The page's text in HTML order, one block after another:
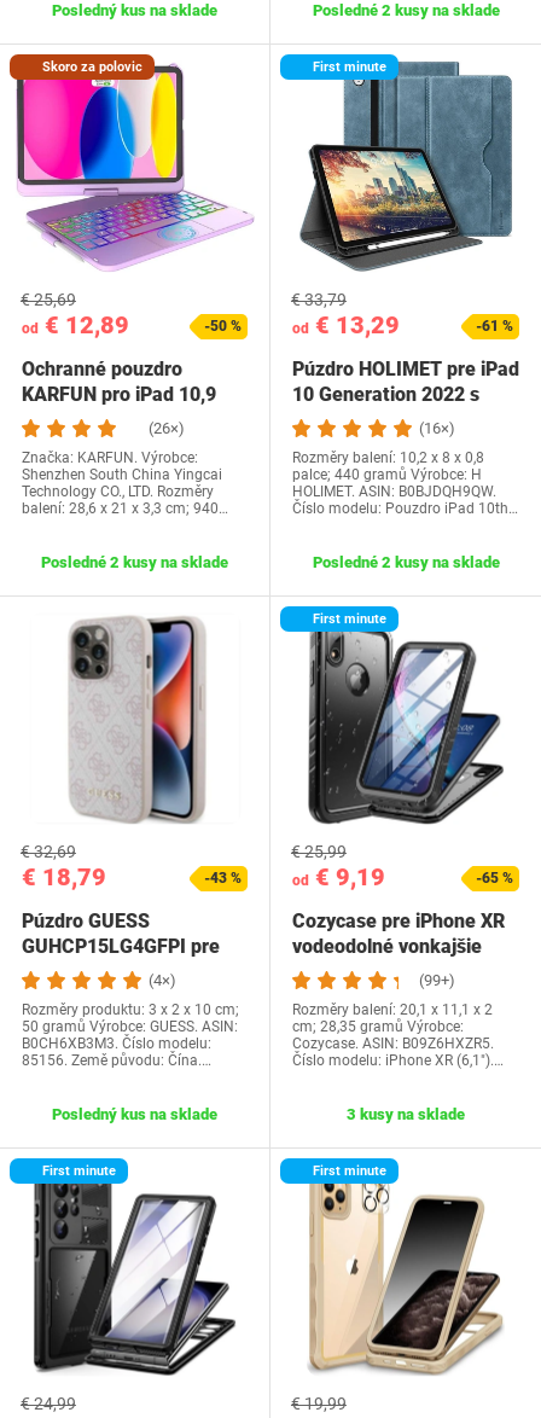
Posledný kus na sklade Posledné 2 kusy na sklade
Skoro za polovic
od € 12,89
€ 25,69
-50 %
Ochranné pouzdro
KARFUN pro iPad 10,9
palce (25,7 cm), 10.…
(26×)
Značka: KARFUN. Výrobce:
Shenzhen South China Yingcai
Technology CO., LTD. Rozměry
balení: 28,6 x 21 x 3,3 cm; 940…
Posledné 2 kusy na sklade
First minute
od € 13,29
€ 33,79
-61 %
Púzdro HOLIMET pre iPad
10 Generation 2022 s
držiakom pera,…(16×)
Rozměry balení: 10,2 x 8 x 0,8
palce; 440 gramů Výrobce: H
HOLIMET. ASIN: B0BJDQH9QW.
Číslo modelu: Pouzdro iPad 10th…
Posledné 2 kusy na sklade
€ 18,79
€ 32,69
-43 %
Púzdro GUESS
GUHCP15LG4GFPI pre
iPhone 15 Pre 6,1"
ružové…
(4×)
Rozměry produktu: 3 x 2 x 10 cm;
50 gramů Výrobce: GUESS. ASIN:
B0CH6XB3M3. Číslo modelu:
85156. Země původu: Čína.…
Posledný kus na sklade
First minute
od € 9,19
€ 25,99
-65 %
Cozycase pre iPhone XR
vodeodolné vonkajšie
puzdro - 360 °…(99+)
Rozměry balení: 20,1 x 11,1 x 2
cm; 28,35 gramů Výrobce:
Cozycase. ASIN: B09Z6HXZR5.
Číslo modelu: iPhone XR (6,1").…
3 kusy na sklade
First minute
€ 24,99
First minute
€ 19,99